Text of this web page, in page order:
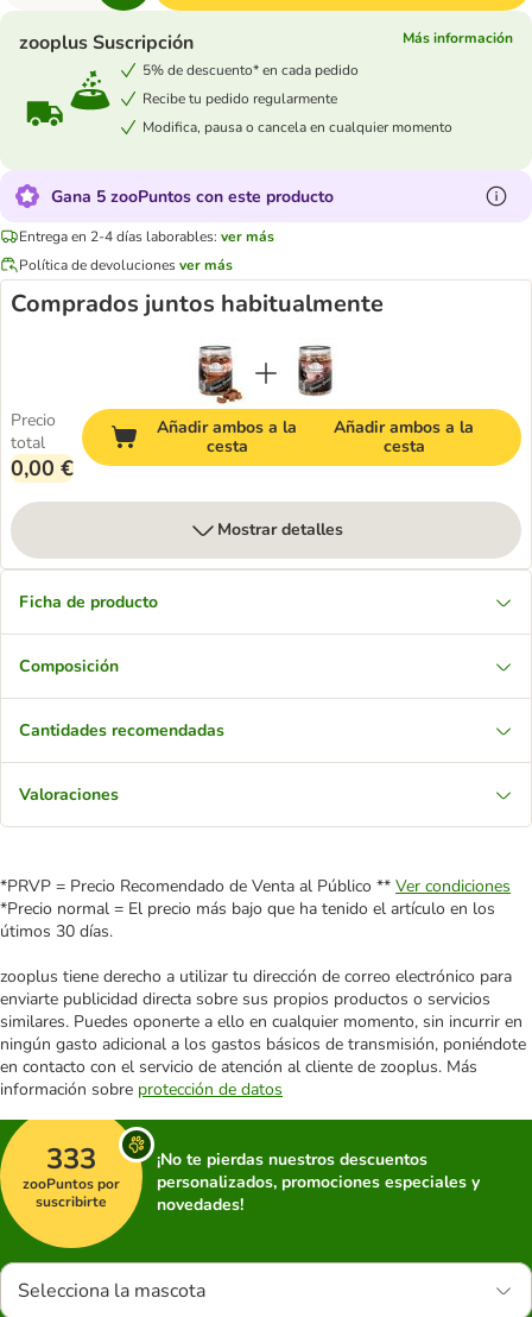
zooplus Suscripción
Más información
5% de descuento* en cada pedido
Recibe tu pedido regularmente
Modifica, pausa o cancela en cualquier momento
Gana 5 zooPuntos con este producto
Entrega en 2-4 días laborables: ver más
Política de devolucionesver más
Comprados juntos habitualmente
Precio
total
0,00 €
Añadir ambos a la
cesta
Añadir ambos a la
cesta
Mostrar detalles
Ficha de producto
Composición
Cantidades recomendadas
Valoraciones
*PRVP = Precio Recomendado de Venta al Público ** Ver condiciones
*Precio normal = El precio más bajo que ha tenido el artículo en los
útimos 30 días.
zooplus tiene derecho a utilizar tu dirección de correo electrónico para
enviarte publicidad directa sobre sus propios productos o servicios
similares. Puedes oponerte a ello en cualquier momento, sin incurrir en
ningún gasto adicional a los gastos básicos de transmisión, poniéndote
en contacto con el servicio de atención al cliente de zooplus. Más
información sobre protección de datos
333
zooPuntos por
suscribirte
¡No te pierdas nuestros descuentos
personalizados, promociones especiales y
novedades!
Selecciona la mascota